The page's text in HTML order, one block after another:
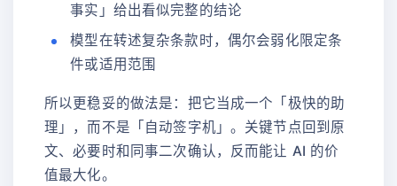
事实」给出看似完整的结论
模型在转述复杂条款时，偶尔会弱化限定条
件或适用范围
所以更稳妥的做法是：把它当成一个「极快的助
理」，而不是「自动签字机」。关键节点回到原
文、必要时和同事二次确认，反而能让 AI 的价
值最大化。